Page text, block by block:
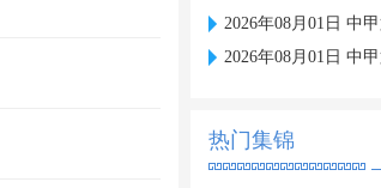
2026年08月01日 中甲
2026年08月01日 中甲
热门集锦